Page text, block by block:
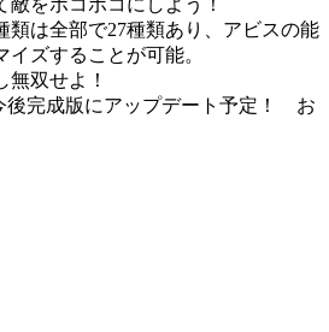
をボコボコにしよう！
類は全部で27種類あり、アビスの能
ズすることが可能。
双せよ！
後完成版にアップデート予定！ お